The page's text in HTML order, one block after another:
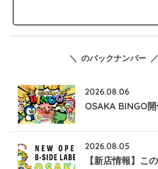
＼ のバックナンバー ／
2026.08.06
OSAKA BINGO開
2026.08.05
【新店情報】こ